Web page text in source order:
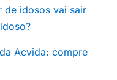
de idosos vai sair
Acvida: compre